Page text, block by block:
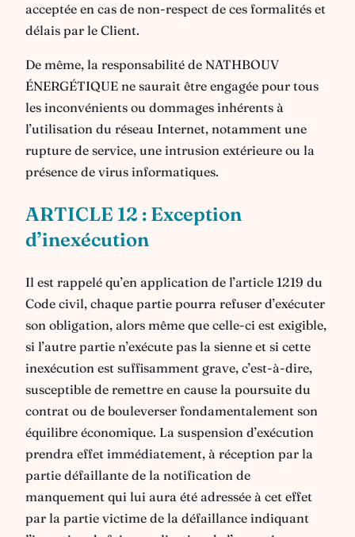
acceptée en cas de non-respect de ces formalités et
délais par le Client.
De même, la responsabilité de NATHBOUV
ÉNERGÉTIQUE ne saurait être engagée pour tous
les inconvénients ou dommages inhérents à
l’utilisation du réseau Internet, notamment une
rupture de service, une intrusion extérieure ou la
présence de virus informatiques.
ARTICLE 12 : Exception
d’inexécution
Il est rappelé qu’en application de l’article 1219 du
Code civil, chaque partie pourra refuser d’exécuter
son obligation, alors même que celle-ci est exigible,
si l’autre partie n’exécute pas la sienne et si cette
inexécution est suffisamment grave, c’est-à-dire,
susceptible de remettre en cause la poursuite du
contrat ou de bouleverser fondamentalement son
équilibre économique. La suspension d’exécution
prendra effet immédiatement, à réception par la
partie défaillante de la notification de
manquement qui lui aura été adressée à cet effet
par la partie victime de la défaillance indiquant